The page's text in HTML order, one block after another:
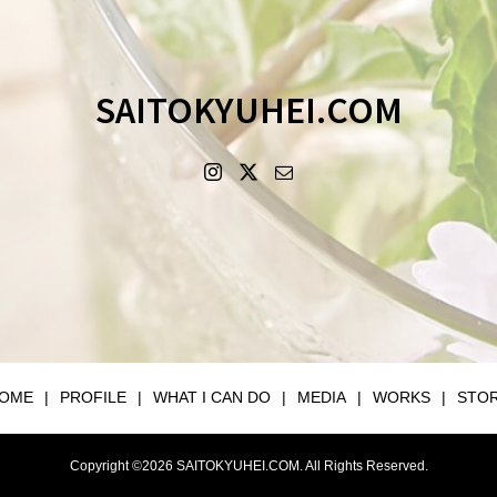
SAITOKYUHEI.COM
PROFILE WHAT I CAN DO MEDIA WORKS
Copyright ©2026 SAITOKYUHEI.COM. All Rights Reserved.